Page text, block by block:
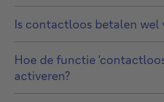
Is contactloos betalen wel
Hoe de functie
activeren?